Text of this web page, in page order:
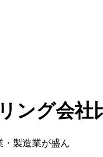
ング会社
・製造業が盛ん